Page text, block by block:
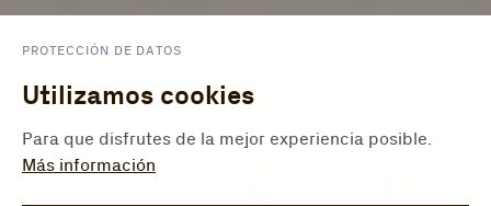
PROTECCIÓN DE DATOS
Utilizamos cookies
Para que disfrutes de la mejor experiencia posible.
Más información